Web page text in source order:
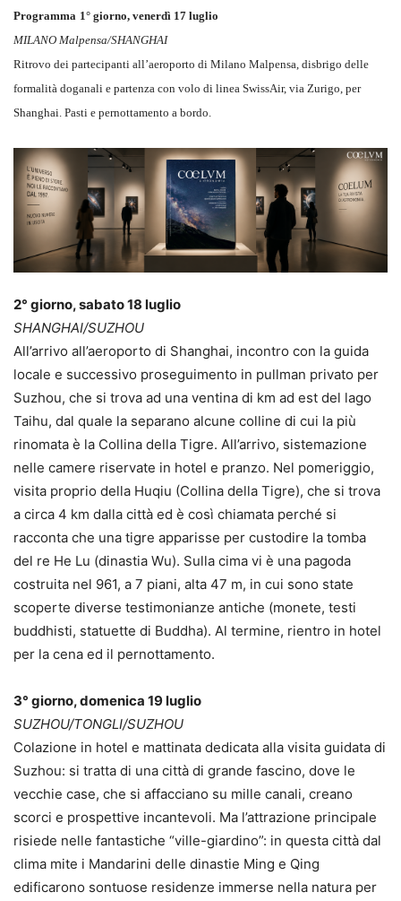
Programma 1° giorno, venerdì 17 luglio
MILANO Malpensa/SHANGHAI
Ritrovo dei partecipanti all’aeroporto di Milano Malpensa, disbrigo delle
formalità doganali e partenza con volo di linea SwissAir, via Zurigo, per
Shanghai. Pasti e pernottamento a bordo.
2° giorno, sabato 18 luglio
SHANGHAI/SUZHOU
All’arrivo all’aeroporto di Shanghai, incontro con la guida
locale e successivo proseguimento in pullman privato per
Suzhou, che si trova ad una ventina di km ad est del lago
Taihu, dal quale la separano alcune colline di cui la più
rinomata è la Collina della Tigre. All’arrivo, sistemazione
nelle camere riservate in hotel e pranzo. Nel pomeriggio,
visita proprio della Huqiu (Collina della Tigre), che si trova
a circa 4 km dalla città ed è così chiamata perché si
racconta che una tigre apparisse per custodire la tomba
del re He Lu (dinastia Wu). Sulla cima vi è una pagoda
costruita nel 961, a 7 piani, alta 47 m, in cui sono state
scoperte diverse testimonianze antiche (monete, testi
buddhisti, statuette di Buddha). Al termine, rientro in hotel
per la cena ed il pernottamento.
3° giorno, domenica 19 luglio
SUZHOU/TONGLI/SUZHOU
Colazione in hotel e mattinata dedicata alla visita guidata di
Suzhou: si tratta di una città di grande fascino, dove le
vecchie case, che si affacciano su mille canali, creano
scorci e prospettive incantevoli. Ma l’attrazione principale
risiede nelle fantastiche “ville-giardino”: in questa città dal
clima mite i Mandarini delle dinastie Ming e Qing
edificarono sontuose residenze immerse nella natura per